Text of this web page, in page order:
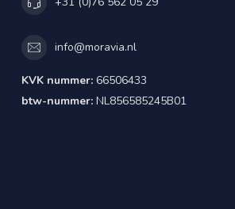
info@moravia.nl
KVK nummer: 66506433
btw-nummer: NL856585245B01